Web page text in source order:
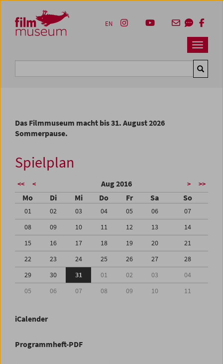
Zum Inhalt
Zum Hauptmenü
Zur Servicenavigation
Zum Suche
Navbar
EN
Das Filmmuseum macht bis 31. August 2026
Sommerpause.
Spielplan
<< < Aug 2016 > >>
Mo Di Mi Do Fr Sa So
01 02 03 04 05 06
07
08
09 10 11 12 13
14
15
16 17 18 19 20
21
22
23 24 25 26 27
28
29
30 31 01 02 03
04
05
06 07 08 09 10 11
iCalender
Programmheft-PDF